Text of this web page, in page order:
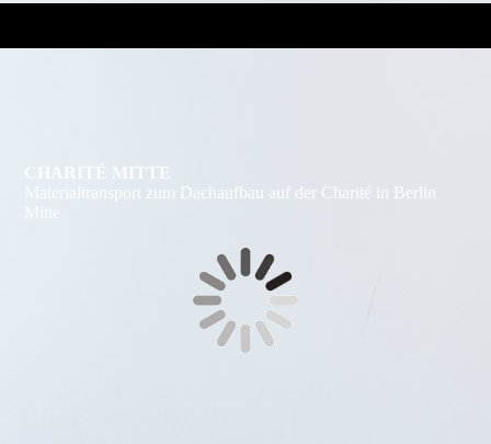
CHARITÉ MITTE
Materialtransport zum Dachaufbau auf der Charité in Berlin
Mitte